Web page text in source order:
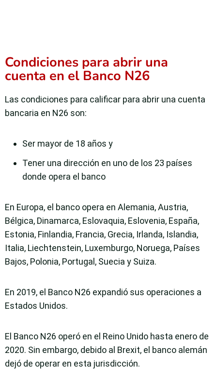
Condiciones para abrir una
cuenta en el Banco N26
Las condiciones para calificar para abrir una cuenta
bancaria en N26 son:
Ser mayor de 18 años y
Tener una dirección en uno de los 23 países
donde opera el banco
En Europa, el banco opera en Alemania, Austria,
Bélgica, Dinamarca, Eslovaquia, Eslovenia, España,
Estonia, Finlandia, Francia, Grecia, Irlanda, Islandia,
Italia, Liechtenstein, Luxemburgo, Noruega, Países
Bajos, Polonia, Portugal, Suecia y Suiza.
En 2019, el Banco N26 expandió sus operaciones a
Estados Unidos.
El Banco N26 operó en el Reino Unido hasta enero de
2020. Sin embargo, debido al Brexit, el banco alemán
dejó de operar en esta jurisdicción.